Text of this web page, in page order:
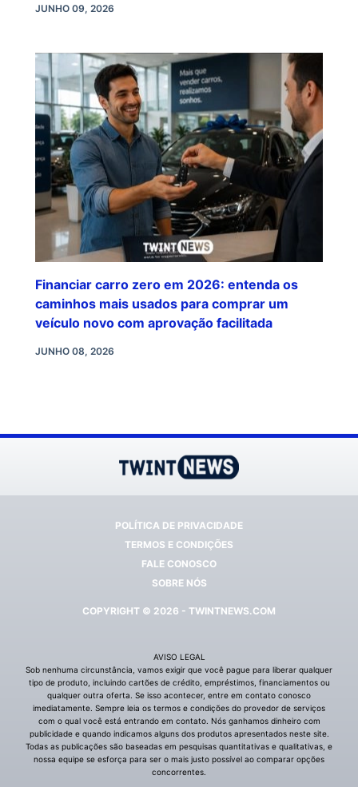
JUNHO 09, 2026
Financiar carro zero em 2026: entenda os
caminhos mais usados para comprar um
veículo novo com aprovação facilitada
JUNHO 08, 2026
POLÍTICA DE PRIVACIDADE
TERMOS E CONDIÇÕES
FALE CONOSCO
SOBRE NÓS
COPYRIGHT © 2026 - TWINTNEWS.COM